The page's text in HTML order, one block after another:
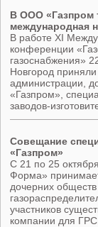
В ООО «Газпром
международная
В работе XI
конференции
газоснабжения»
Новгород
администрации,
«Газпром»,
заводов-
Совещание
«Газпром»
С 21 по 25
Форма»
дочерних
участников
компании для ГРС.